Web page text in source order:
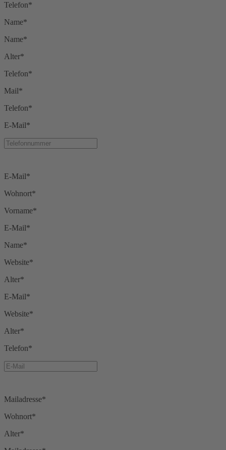
Telefon*
Name*
Name*
Alter*
Telefon*
Mail*
Telefon*
E-Mail*
E-Mail*
Wohnort*
Vorname*
E-Mail*
Name*
Website*
Alter*
E-Mail*
Website*
Alter*
Telefon*
Mailadresse*
Wohnort*
Alter*